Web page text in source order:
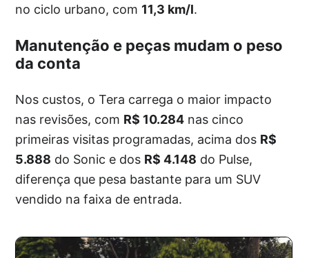
no ciclo urbano, com 11,3 km/l.
Manutenção e peças mudam o peso
da conta
Nos custos, o Tera carrega o maior impacto
nas revisões, com R$ 10.284 nas cinco
primeiras visitas programadas, acima dos R$
5.888 do Sonic e dos R$ 4.148 do Pulse,
diferença que pesa bastante para um SUV
vendido na faixa de entrada.